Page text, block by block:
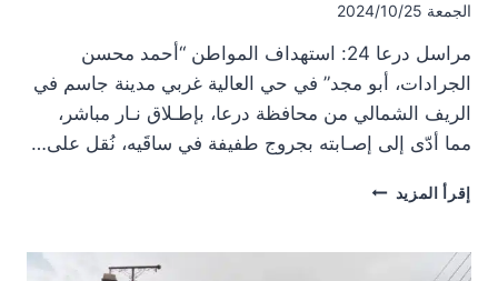
الجمعة 2024/10/25
مراسل درعا 24: استهداف المواطن “أحمد محسن
الجرادات، أبو مجد” في حي العالية غربي مدينة جاسم في
الريف الشمالي من محافظة درعا، بإطـلاق نـار مباشر،
مما أدّى إلى إصـابته بجروج طفيفة في ساقَيه، نُقل على…
إقرأ المزيد استهداف
مدينة